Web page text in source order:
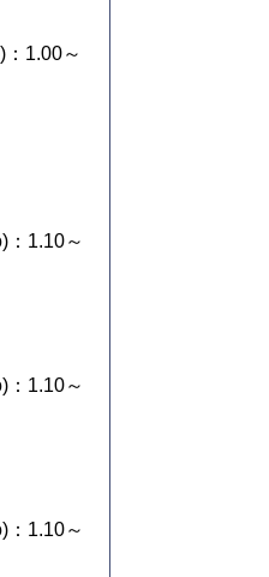
1.00～
1.10～
1.10～
1.10～